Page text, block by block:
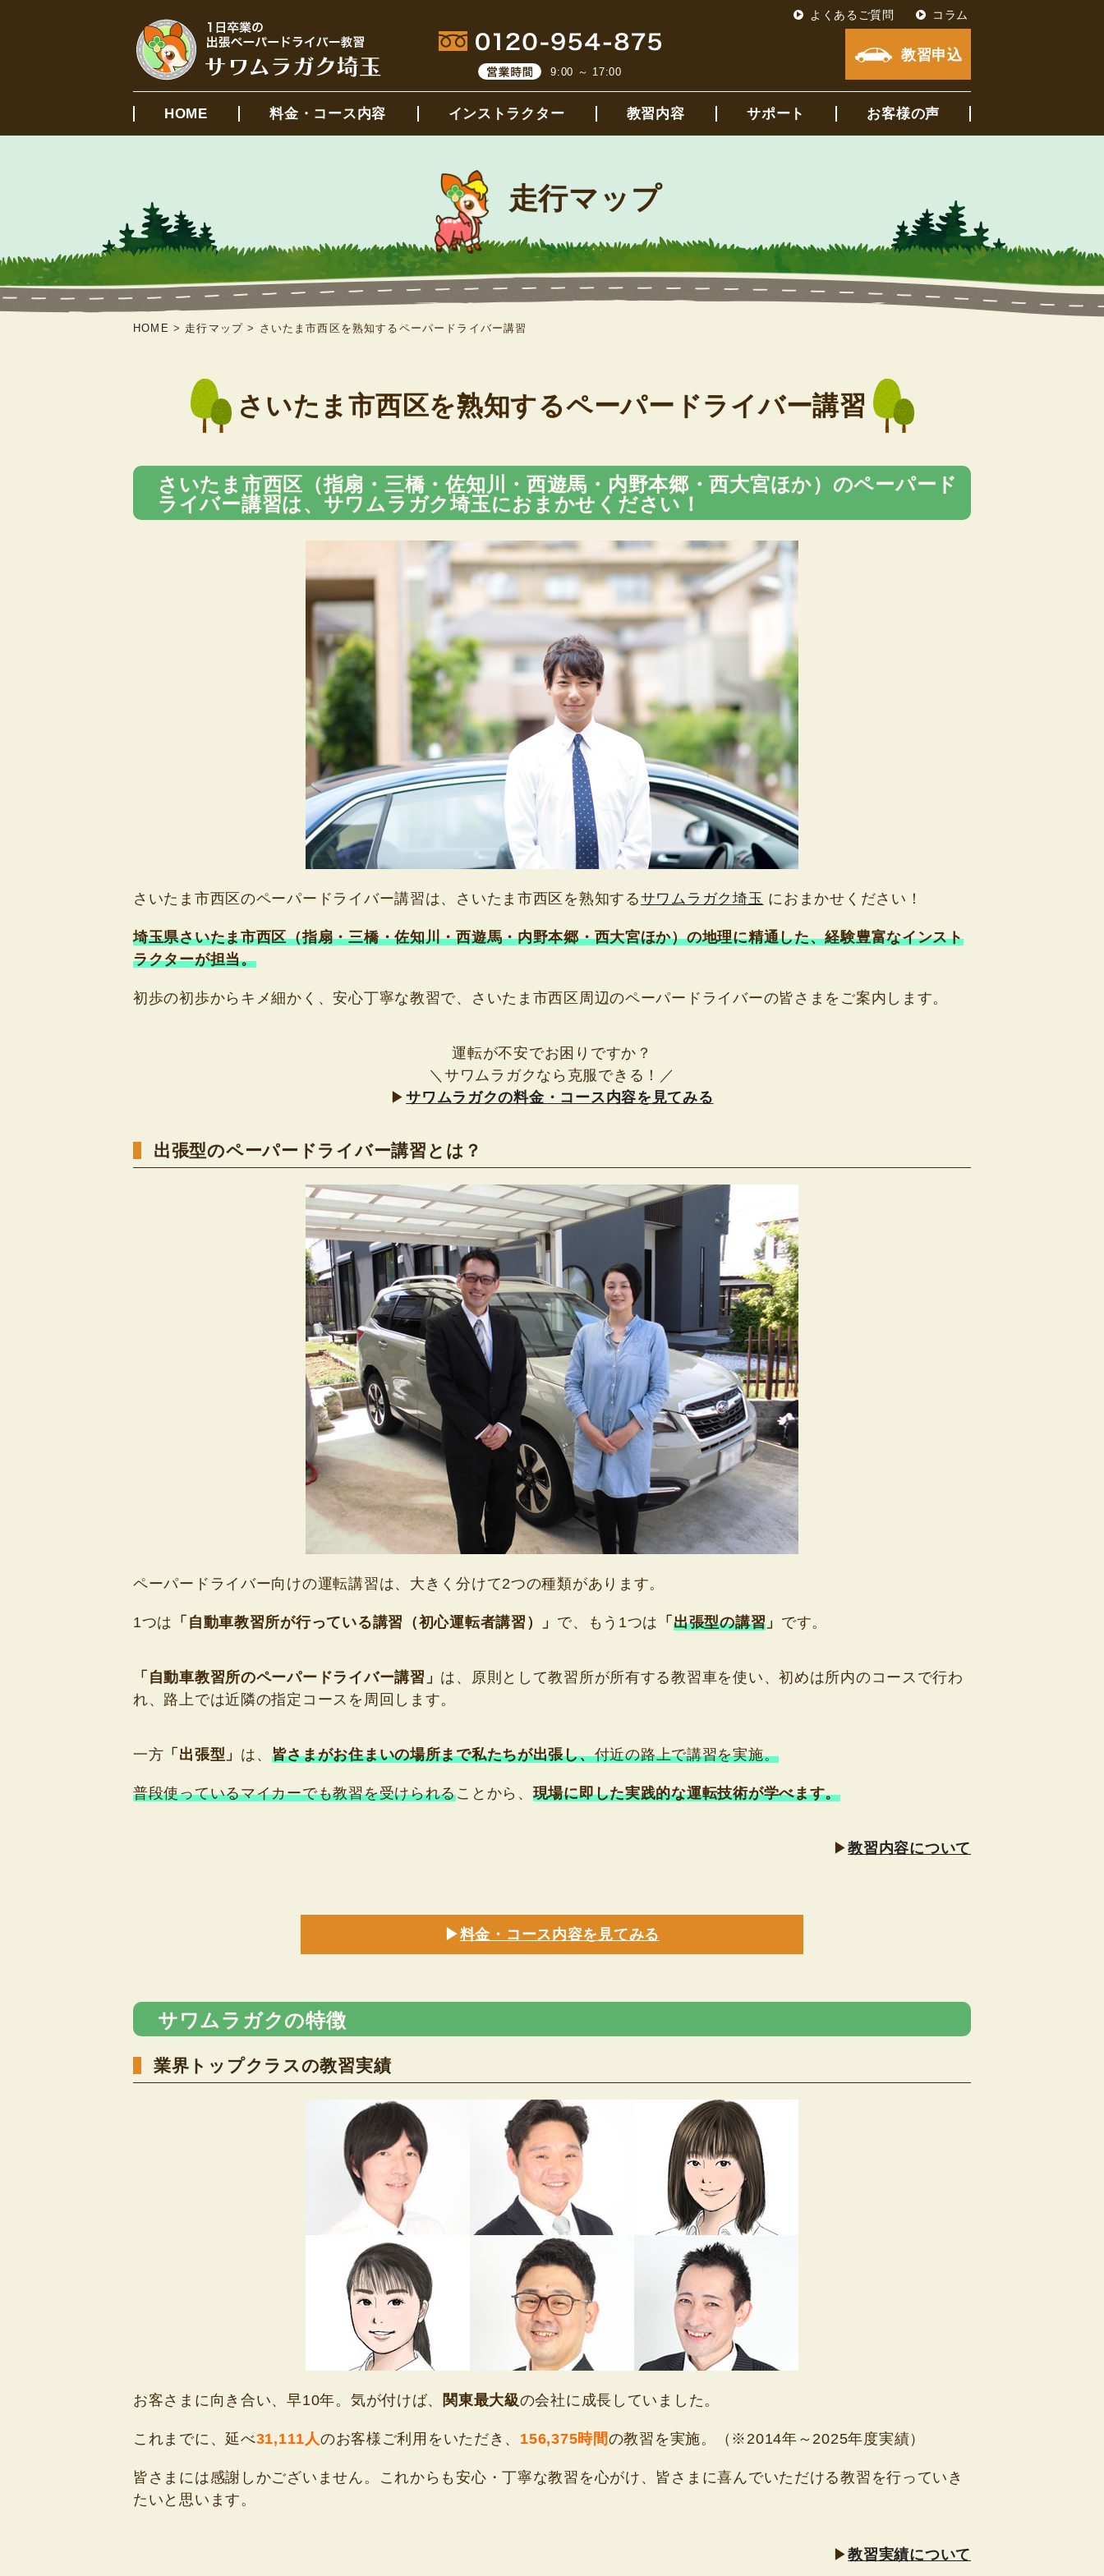
9:00 ～ 17:00
教習申込
よくあるご質問 コラム
HOME 料金・コース内容 インストラクター 教習内容 サポート お客様の声
走行マップ
HOME > 走行マップ > さいたま市西区を熟知するペーパードライバー講習
さいたま市西区を熟知するペーパードライバー講習
さいたま市西区（指扇・三橋・佐知川・西遊馬・内野本郷・西大宮ほか）のペーパード
ライバー講習は、サワムラガク埼玉におまかせください！
さいたま市西区のペーパードライバー講習は、さいたま市西区を熟知するサワムラガク埼玉 におまかせください！
埼玉県さいたま市西区（指扇・三橋・佐知川・西遊馬・内野本郷・西大宮ほか）の地理に精通した、経験豊富なインスト
ラクターが担当。
初歩の初歩からキメ細かく、安心丁寧な教習で、さいたま市西区周辺のペーパードライバーの皆さまをご案内します。
運転が不安でお困りですか？
＼サワムラガクなら克服できる！／
▶サワムラガクの料金・コース内容を見てみる
出張型のペーパードライバー講習とは？
ペーパードライバー向けの運転講習は、大きく分けて2つの種類があります。
1つは 「自動車教習所が行っている講習（初心運転者講習）」 で、もう1つは 「 出張型の講習 」 です。
「自動車教習所のペーパードライバー講習」 は、原則として教習所が所有する教習車を使い、初めは所内のコースで行わ
れ、路上では近隣の指定コースを周回します。
一方 「出張型」 は、 皆さまがお住まいの場所まで私たちが出張し、付近の路上で講習を実施。
普段使っているマイカーでも教習を受けられることから、 現場に即した実践的な運転技術が学べます。
▶教習内容について
▶料金・コース内容を見てみる
サワムラガクの特徴
業界トップクラスの教習実績
お客さまに向き合い、早10年。気が付けば、 関東最大級の会社に成長していました。
これまでに、延べ31,111人のお客様ご利用をいただき、 156,375時間の教習を実施。（※2014年～2025年度実績）
皆さまには感謝しかございません。これからも安心・丁寧な教習を心がけ、皆さまに喜んでいただける教習を行っていき
たいと思います。
▶教習実績について